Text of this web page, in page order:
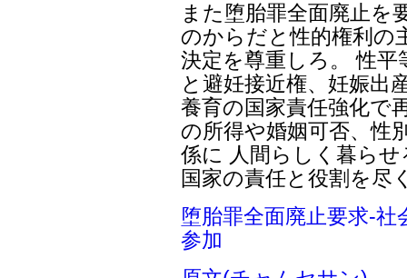
また堕胎罪全面廃止を
のからだと性的権利の
決定を尊重しろ。 性平
と避妊接近権、妊娠出
養育の国家責任強化で
の所得や婚姻可否、性
係に 人間らしく暮ら
国家の責任と役割を尽
堕胎罪全面廃止要求-
参加